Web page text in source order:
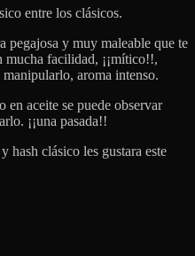
entre los clásicos.
pegajosa y muy maleable que te
mucha facilidad, ¡¡mítico!!,
aroma intenso.
aceite se puede observar
¡¡una pasada!!
hash clásico les gustara este